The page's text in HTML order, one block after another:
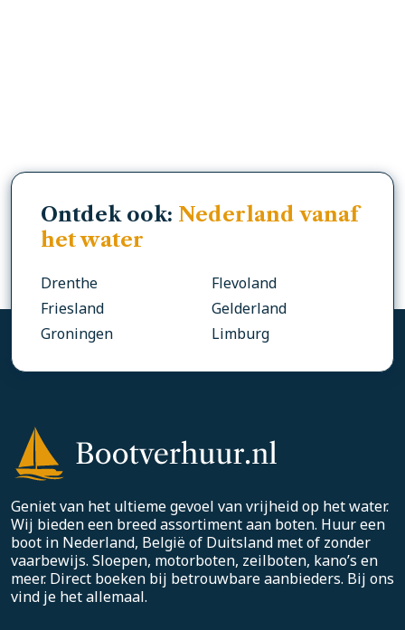
Ontdek ook: Nederland vanaf
het water
Drenthe
Flevoland
Friesland
Gelderland
Groningen
Limburg
Geniet van het ultieme gevoel van vrijheid op het water.
Wij bieden een breed assortiment aan boten. Huur een
boot in Nederland, België of Duitsland met of zonder
vaarbewijs. Sloepen, motorboten, zeilboten, kano’s en
meer. Direct boeken bij betrouwbare aanbieders. Bij ons
vind je het allemaal.